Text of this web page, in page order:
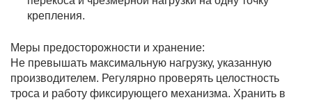
крепления.
Меры предосторожности и хранение:
Не превышать максимальную нагрузку, указанную
производителем. Регулярно проверять целостность
троса и работу фиксирующего механизма. Хранить в